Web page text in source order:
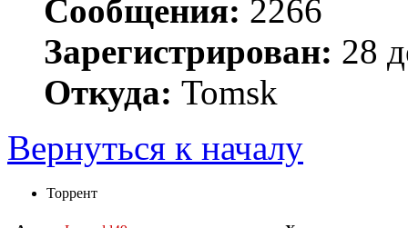
Сообщения: 2266
Зарегистрирован: 28
Откуда: Tomsk
Вернуться к началу
Торрент